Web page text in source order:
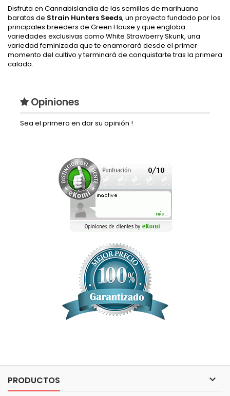
Disfruta en Cannabislandia de las semillas de marihuana
baratas de Strain Hunters Seeds, un proyecto fundado por los
principales breeders de Green House y que engloba
variedades exclusivas como White Strawberry Skunk, una
variedad feminizada que te enamorará desde el primer
momento del cultivo y terminará de conquistarte tras la primera
calada.
Opiniones
Sea el primero en dar su opinión !
PRODUCTOS 